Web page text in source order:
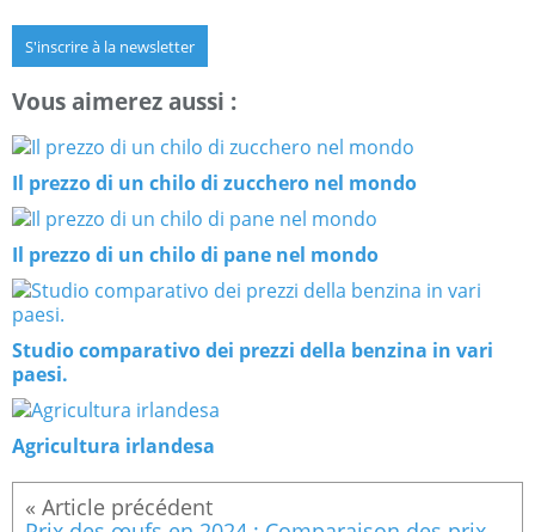
S'inscrire à la newsletter
Vous aimerez aussi :
Il prezzo di un chilo di zucchero nel mondo
Il prezzo di un chilo di pane nel mondo
Studio comparativo dei prezzi della benzina in vari
paesi.
Agricultura irlandesa